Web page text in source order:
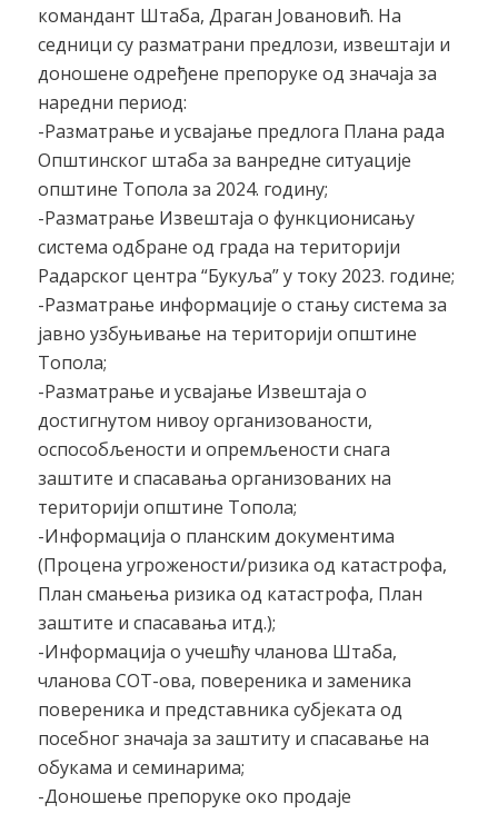
командант Штаба, Драган Јовановић. На
седници су разматрани предлози, извештаји и
доношене одређене препоруке од значаја за
наредни период:
-Разматрање и усвајање предлога Плана рада
Општинског штаба за ванредне ситуације
општине Топола за 2024. годину;
-Разматрање Извештаја о функционисању
система одбране од града на територији
Радарског центра “Букуља” у току 2023. године;
-Разматрање информације о стању система за
јавно узбуњивање на територији општине
Топола;
-Разматрање и усвајање Извештаја о
достигнутом нивоу организованости,
оспособљености и опремљености снага
заштите и спасавања организованих на
територији општине Топола;
-Информација о планским документима
(Процена угрожености/ризика од катастрофа,
План смањења ризика од катастрофа, План
заштите и спасавања итд.);
-Информација о учешћу чланова Штаба,
чланова СОТ-ова, повереника и заменика
повереника и представника субјеката од
посебног значаја за заштиту и спасавање на
обукама и семинарима;
-Доношење препоруке око продаје